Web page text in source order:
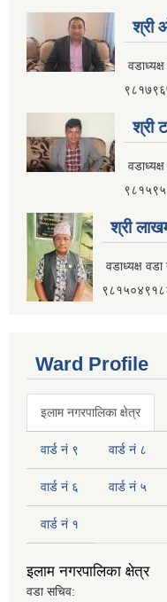
श्री
श्री
श्री
वडाध्यक्ष
Ward Profile
इलाम नगरपालिका क्षेत्र
वार्ड नं ९ वार्ड नं ८
वार्ड नं ६ वार्ड नं ५
वार्ड नं १
इलाम नगरपालिका क्षेत्र
वडा सचिव: